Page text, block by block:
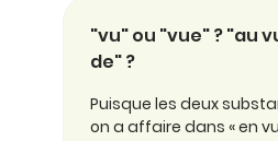
Explorer la langue
française
Découvrir nos
ouvrages
"vu" ou "vue" ? "au
de" ?
Puisque les deux
on a affaire dans « en